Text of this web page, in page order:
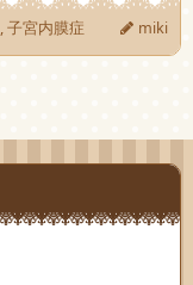
,子宮内膜症 miki